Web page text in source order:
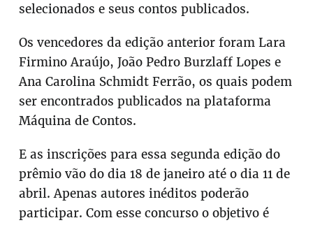
selecionados e seus contos publicados.
Os vencedores da edição anterior foram Lara
Firmino Araújo, João Pedro Burzlaff Lopes e
Ana Carolina Schmidt Ferrão, os quais podem
ser encontrados publicados na plataforma
Máquina de Contos.
E as inscrições para essa segunda edição do
prêmio vão do dia 18 de janeiro até o dia 11 de
abril. Apenas autores inéditos poderão
participar. Com esse concurso o objetivo é